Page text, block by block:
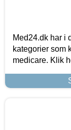
Med24.dk har i
kategorier som
medicare. Klik